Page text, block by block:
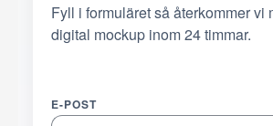
Fyll i formuläret så återkommer vi
digital mockup inom 24 timmar.
E-POST